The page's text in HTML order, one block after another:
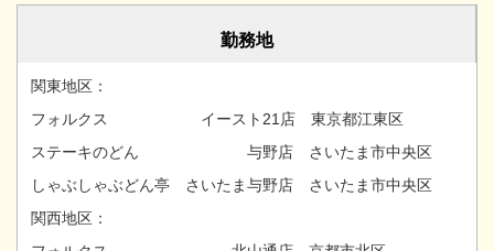
勤務地
関東地区：
フォルクス イースト21店 東京都江東区
ステーキのどん 与野店 さいたま市中央区
しゃぶしゃぶどん亭 さいたま与野店 さいたま市中央区
関西地区：